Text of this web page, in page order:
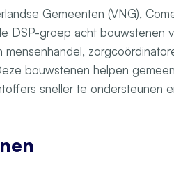
Gemeenten (VNG),
DSP-groep acht bouwstenen
mensenhandel,
bouwstenen helpen
sneller te ondersteunen